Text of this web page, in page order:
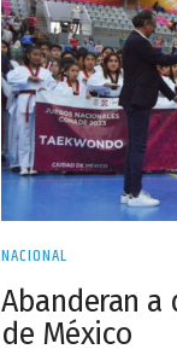
NACIONAL
Abanderan a
de México